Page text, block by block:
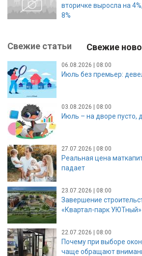
вторичке выросла на
8%
Свежие статьи Свежие
06.08.2026 | 08:00
Июль без премьер:
03.08.2026 | 08:00
Июль – на дворе пусто,
27.07.2026 | 08:00
Реальная цена
падает
23.07.2026 | 08:00
Завершение
«Квартал-парк УЮТный»
22.07.2026 | 08:00
Почему при выборе
чаще обращают